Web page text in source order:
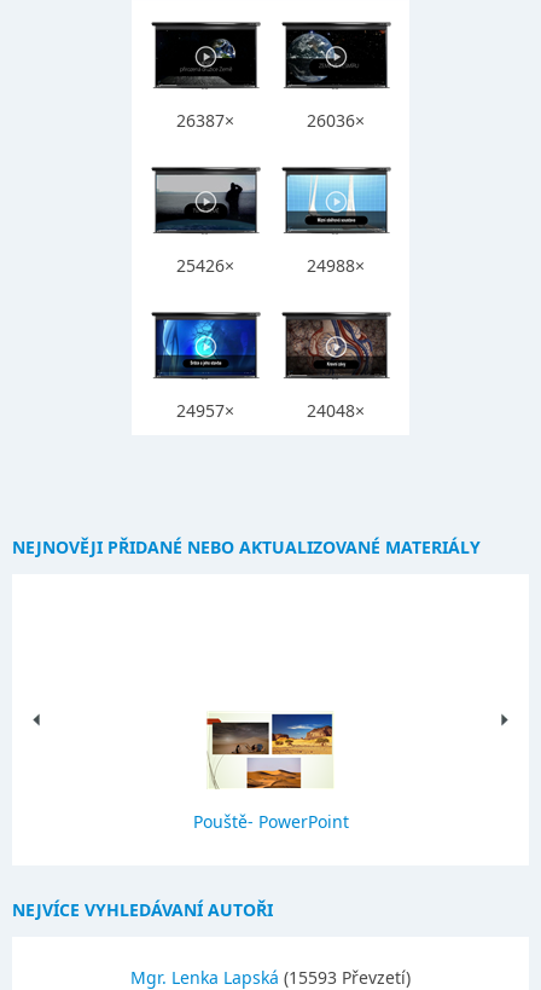
26387× 26036×
25426× 24988×
24957× 24048×
NEJNOVĚJI PŘIDANÉ NEBO AKTUALIZOVANÉ MATERIÁLY
Pouště- PowerPoint
NEJVÍCE VYHLEDÁVANÍ AUTOŘI
Mgr. Lenka Lapská (15593 Převzetí)